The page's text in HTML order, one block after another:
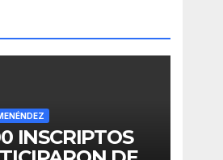
INSCRIPTOS